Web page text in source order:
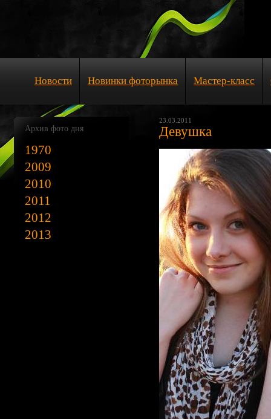
Новости Новинки фоторынка Мастер-класс
23.03.2011
Девушка
Архив фото дня
1970
2009
2010
2011
2012
2013